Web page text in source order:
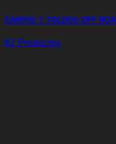
CARPAS Y TOLDOS OFF
82 Productos